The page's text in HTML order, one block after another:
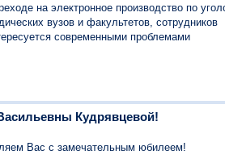
на электронное производство по
вузов и факультетов, сотрудников
современными проблемами
Кудрявцевой!
Вас с замечательным юбилеем!